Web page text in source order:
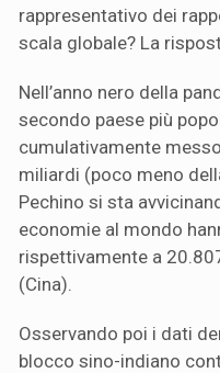
rappresentativo dei
scala globale? La
Nell’anno nero della
secondo paese più
cumulativamente
miliardi (poco meno
Pechino si sta
economie al mondo
rispettivamente a
(Cina).
Osservando poi i dati
blocco sino-indiano